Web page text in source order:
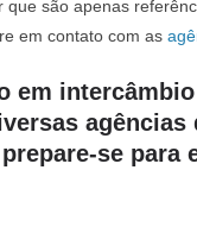
que são apenas
em contato com as
em
agências
se para